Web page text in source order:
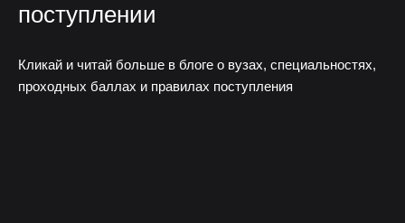
поступлении
Кликай и читай больше в блоге о вузах, специальностях,
проходных баллах и правилах поступления